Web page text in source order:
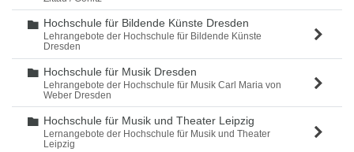
Ordner
Hochschule für Bildende Künste Dresden
Lehrangebote der Hochschule für Bildende Künste
Dresden
Ordner
Hochschule für Musik Dresden
Lehrangebote der Hochschule für Musik Carl Maria von
Weber Dresden
Ordner
Hochschule für Musik und Theater Leipzig
Lernangebote der Hochschule für Musik und Theater
Leipzig